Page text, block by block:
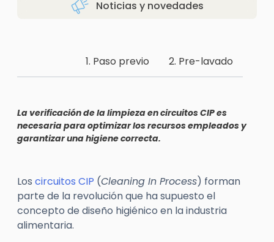
Noticias y novedades
1. Paso previo 2. Pre-lavado
La verificación de la limpieza en circuitos CIP es
necesaria para optimizar los recursos empleados y
garantizar una higiene correcta.
Los circuitos CIP (Cleaning In Process) forman
parte de la revolución que ha supuesto el
concepto de diseño higiénico en la industria
alimentaria.